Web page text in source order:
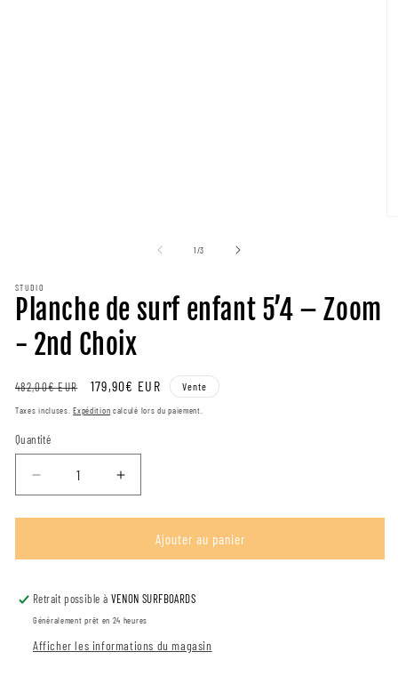
1/de3
STUDIO
Planche de surf enfant 5’4 – Zoom
- 2nd Choix
Prix
482,00€ EUR
Prix
​​
vente
179,90€ EUR Vente
Taxes incluses.Expédition calculé lors du paiement.
Quantité
Diminuer
la
quantité
Planche
surf
enfant
–
Augmenter
la
quantité
Planche
surf
enfant
–
Ajouter au panier
Retrait possible à VENON SURFBOARDS
Généralement prêt en 24 heures
Afficher les informations du magasin